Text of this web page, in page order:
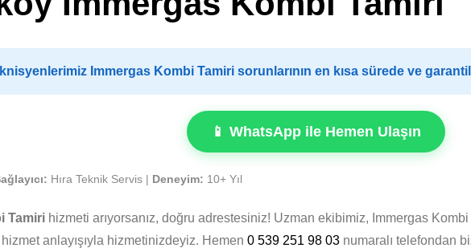
Immergas Kombi Tamiri sorunlarının en kısa sürede ve
📱 WhatsApp ile Hemen Ulaşın
Hıra Teknik Servis | Deneyim: 10+ Yıl
Tamiri hizmeti arıyorsanız, doğru adrestesiniz! Uzman ekibimiz, Immergas Kombi
anlayışıyla hizmetinizdeyiz. Hemen 0 539 251 98 03 numaralı telefondan